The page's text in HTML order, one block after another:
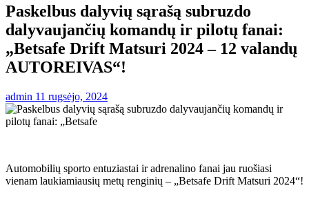
Paskelbus dalyvių sąrašą subruzdo
dalyvaujančių komandų ir pilotų fanai:
„Betsafe Drift Matsuri 2024 – 12 valandų
AUTOREIVAS“!
admin 11 rugsėjo, 2024
Automobilių sporto entuziastai ir adrenalino fanai jau ruošiasi
vienam laukiamiausių metų renginių – „Betsafe Drift Matsuri 2024“!